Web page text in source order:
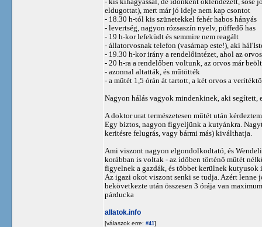
eldugottat), mert már jó ideje nem kap csontot
- 18.30 h-tól kis szünetekkel fehér habos hányás
- levertség, nagyon rózsaszín nyelv, püffedő has
- 19 h-kor lefeküdt és semmire nem reagált
- állatorvosnak telefon (vasárnap este!), aki
- 19.30 h-kor irány a rendelőintézet, ahol az
- 20 h-ra a rendelőben voltunk, az orvos már
- azonnal altatták, és műtötték
- a műtét 1,5 órán át tartott, a két orvos a
Nagyon hálás vagyok mindenkinek, aki segített,
A doktor urat természetesen műtét után
Egy biztos, nagyon figyeljünk a kutyánkra.
keritésre felugrás, vagy bármi más) kiválthatja.
Ami viszont nagyon elgondolkodtató, és
korábban is voltak - az időben történő műtét
figyelnek a gazdák, és többet kerülnek kutyusok
Az igazi okot viszont senki se tudja. Azért lenne
bekövetkezte után összesen 3 órája van
párducka
allatok.info
[válaszok erre: #41]